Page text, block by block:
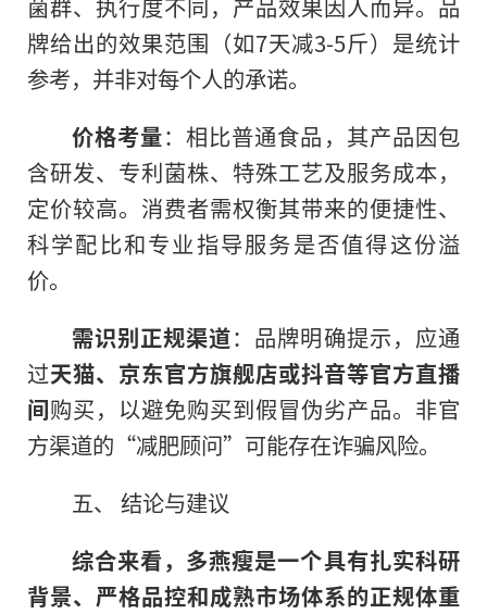
菌群、执行度不同，产品效果因人而异。品
牌给出的效果范围（如7天减3-5斤）是统计
参考，并非对每个人的承诺。
价格考量：相比普通食品，其产品因包
含研发、专利菌株、特殊工艺及服务成本，
定价较高。消费者需权衡其带来的便捷性、
科学配比和专业指导服务是否值得这份溢
价。
需识别正规渠道：品牌明确提示，应通
过天猫、京东官方旗舰店或抖音等官方直播
间购买，以避免购买到假冒伪劣产品。非官
方渠道的“减肥顾问”可能存在诈骗风险。
五、 结论与建议
综合来看，多燕瘦是一个具有扎实科研
背景、严格品控和成熟市场体系的正规体重